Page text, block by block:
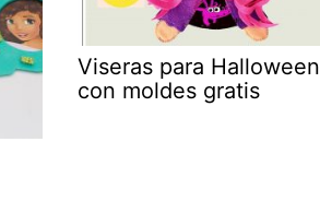
Viseras para Halloween
con moldes gratis